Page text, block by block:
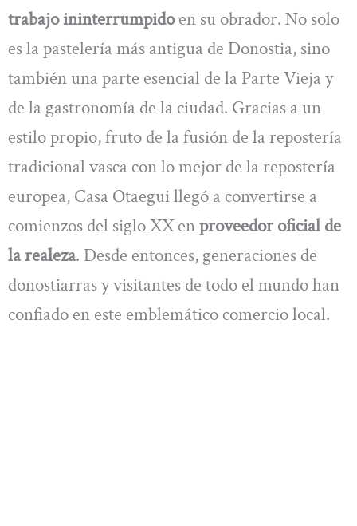
trabajo ininterrumpidoen su obrador. No solo
es la pastelería más antigua de Donostia, sino
también una parte esencial de la Parte Vieja y
de la gastronomía de la ciudad. Gracias a un
estilo propio, fruto de la fusión de la repostería
tradicional vasca con lo mejor de la repostería
europea, Casa Otaegui llegó a convertirse a
comienzos del siglo XX enproveedor oficial de
la realeza. Desde entonces, generaciones de
donostiarras y visitantes de todo el mundo han
confiado en este emblemático comercio local.